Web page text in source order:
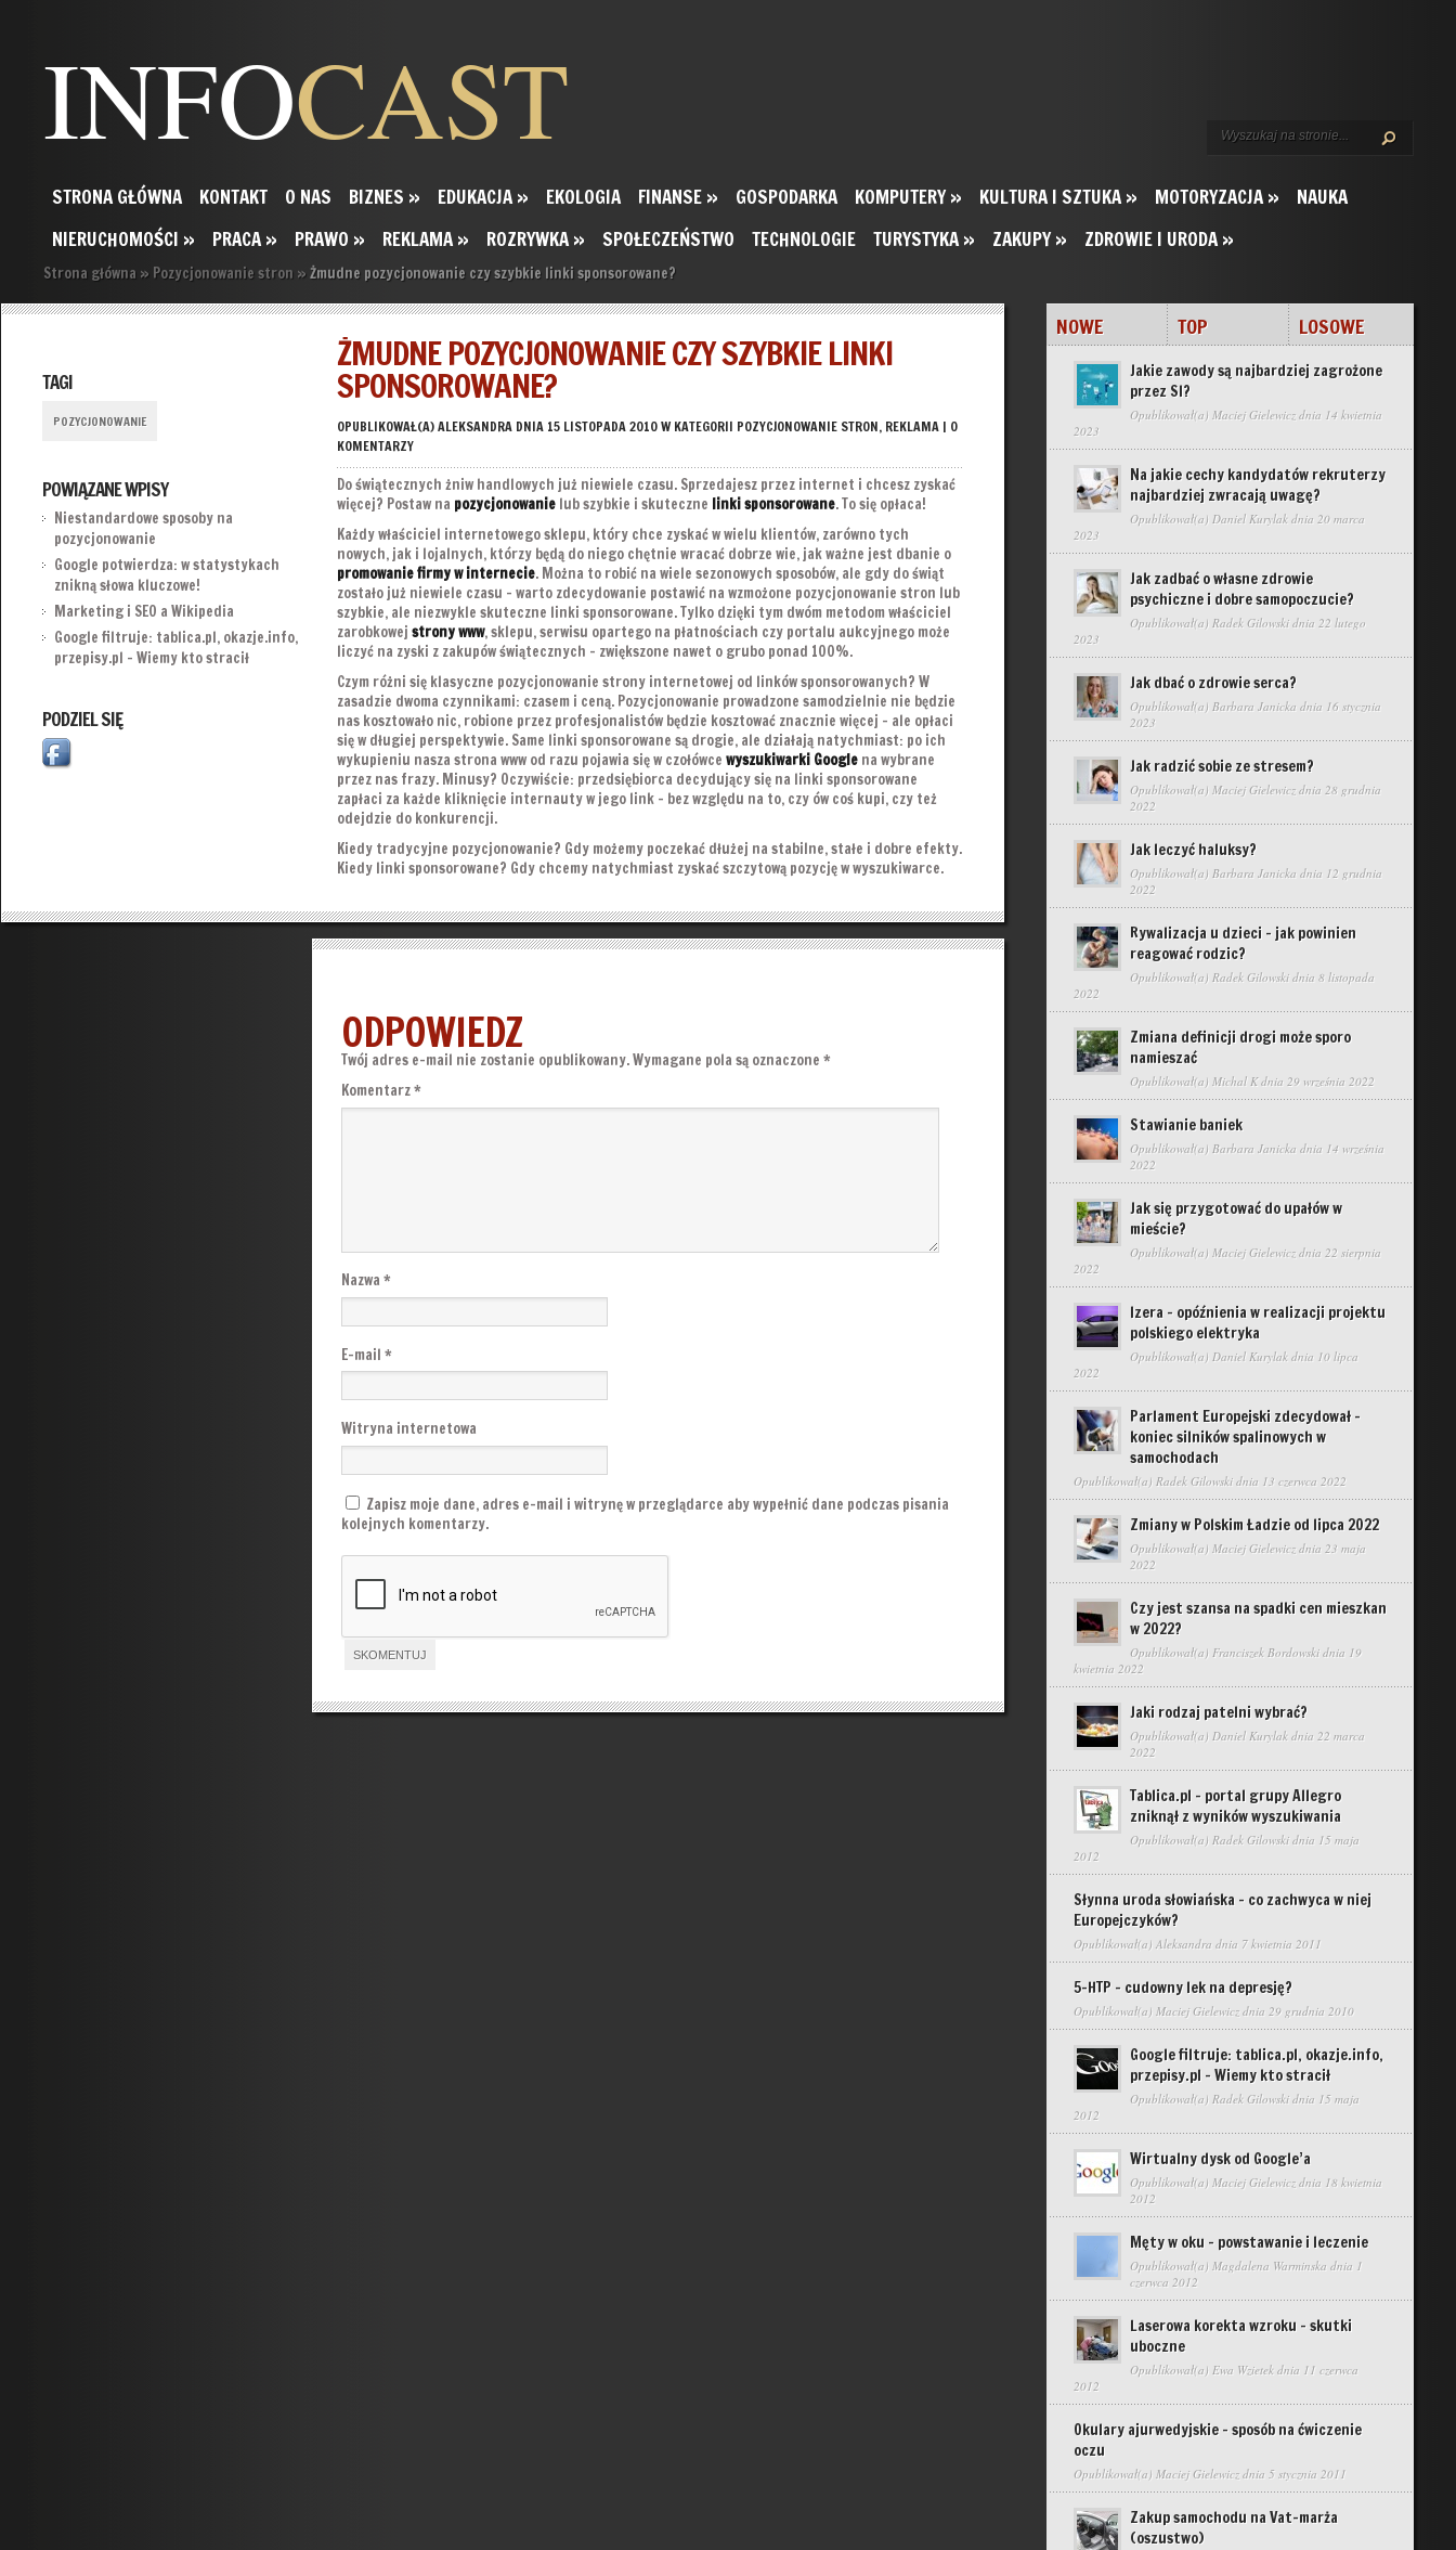
INFOCAST
STRONA GŁÓWNA KONTAKT O NAS BIZNES » EDUKACJA » EKOLOGIA FINANSE » GOSPODARKA KOMPUTERY» KULTURA I SZTUKA » MOTORYZACJA »
NAUKA
NIERUCHOMOŚCI » PRACA » PRAWO » REKLAMA » ROZRYWKA » SPOŁECZEŃSTWO TECHNOLOGIE TURYSTYKA » ZAKUPY» ZDROWIE I URODA »
Strona główna » Pozycjonowanie stron »Żmudne pozycjonowanie czy szybkie linki sponsorowane?
TAGI
POZYCJONOWANIE
POWIĄZANE WPISY
Niestandardowe sposoby na
pozycjonowanie
Google potwierdza: w statystykach
znikną słowa kluczowe!
Marketing i SEO a Wikipedia
Google filtruje: tablica.pl, okazje.info,
przepisy.pl – Wiemy kto stracił
PODZIEL SIĘ
ŻMUDNE POZYCJONOWANIE CZY SZYBKIE LINKI
SPONSOROWANE?
OPUBLIKOWAŁ(A)ALEKSANDRA DNIA 15 LISTOPADA 2010 W KATEGORII POZYCJONOWANIE STRON, REKLAMA | 0
KOMENTARZY
Do świątecznych żniw handlowych już niewiele czasu. Sprzedajesz przez internet i chcesz zyskać
więcej? Postaw na pozycjonowanie lub szybkie i skuteczne linki sponsorowane. To się opłaca!
Każdy właściciel internetowego sklepu, który chce zyskać w wielu klientów, zarówno tych
nowych, jak i lojalnych, którzy będą do niego chętnie wracać dobrze wie, jak ważne jest dbanie o
promowanie firmy w internecie. Można to robić na wiele sezonowych sposobów, ale gdy do świąt
zostało już niewiele czasu – warto zdecydowanie postawić na wzmożone pozycjonowanie stron lub
szybkie, ale niezwykle skuteczne linki sponsorowane. Tylko dzięki tym dwóm metodom właściciel
zarobkowejstrony www, sklepu, serwisu opartego na płatnościach czy portalu aukcyjnego może
liczyć na zyski z zakupów świątecznych – zwiększone nawet o grubo ponad 100%.
Czym różni się klasyczne pozycjonowanie strony internetowej od linków sponsorowanych? W
zasadzie dwoma czynnikami: czasem i ceną. Pozycjonowanie prowadzone samodzielnie nie będzie
nas kosztowało nic, robione przez profesjonalistów będzie kosztować znacznie więcej – ale opłaci
się w długiej perspektywie. Same linki sponsorowane są drogie, ale działają natychmiast: po ich
wykupieniu nasza strona www od razu pojawia się w czołówcewyszukiwarki Google na wybrane
przez nas frazy. Minusy? Oczywiście: przedsiębiorca decydujący się na linki sponsorowane
zapłaci za każde kliknięcie internauty w jego link – bez względu na to, czy ów coś kupi, czy też
odejdzie do konkurencji.
Kiedy tradycyjne pozycjonowanie? Gdy możemy poczekać dłużej na stabilne, stałe i dobre efekty.
Kiedy linki sponsorowane? Gdy chcemy natychmiast zyskać szczytową pozycję w wyszukiwarce.
ODPOWIEDZ
Twój adres e-mail nie zostanie opublikowany.Wymagane pola są oznaczone *
Komentarz*
Nazwa *
E-mail *
Witryna internetowa
Zapisz moje dane, adres e-mail i witrynę w przeglądarce aby wypełnić dane podczas pisania
kolejnych komentarzy.
NOWE TOP LOSOWE
Jakie zawody są najbardziej zagrożone
przez SI?
Opublikował(a) Maciej Gielewiczdnia 14 kwietnia
2023
Na jakie cechy kandydatów rekruterzy
najbardziej zwracają uwagę?
Opublikował(a) Daniel Kurylakdnia 20 marca
2023
Jak zadbać o własne zdrowie
psychiczne i dobre samopoczucie?
Opublikował(a) Radek Gilowskidnia 22 lutego
2023
Jak dbać o zdrowie serca?
Opublikował(a) Barbara Janicka dnia 16 stycznia
2023
Jak radzić sobie ze stresem?
Opublikował(a) Maciej Gielewiczdnia 28 grudnia
2022
Jak leczyć haluksy?
Opublikował(a) Barbara Janicka dnia 12 grudnia
2022
Rywalizacja u dzieci – jak powinien
reagować rodzic?
Opublikował(a) Radek Gilowskidnia 8 listopada
2022
Zmiana definicji drogi może sporo
namieszać
Opublikował(a) Michal Kdnia 29 września 2022
Stawianie baniek
Opublikował(a) Barbara Janicka dnia 14 września
2022
Jak się przygotować do upałów w
mieście?
Opublikował(a) Maciej Gielewiczdnia 22 sierpnia
2022
Izera – opóźnienia w realizacji projektu
polskiego elektryka
Opublikował(a) Daniel Kurylakdnia 10 lipca
2022
Parlament Europejski zdecydował –
koniec silników spalinowych w
samochodach
Opublikował(a) Radek Gilowskidnia 13 czerwca 2022
Zmiany w Polskim Ładzie od lipca 2022
Opublikował(a) Maciej Gielewiczdnia 23 maja
2022
Czy jest szansa na spadki cen mieszkan
w 2022?
Opublikował(a) Franciszek Bordowskidnia 19
kwietnia 2022
Jaki rodzaj patelni wybrać?
Opublikował(a) Daniel Kurylakdnia 22 marca
2022
Tablica.pl – portal grupy Allegro
zniknął z wyników wyszukiwania
Opublikował(a) Radek Gilowskidnia 15 maja
2012
Słynna uroda słowiańska – co zachwyca w niej
Europejczyków?
Opublikował(a) Aleksandra dnia 7 kwietnia 2011
5-HTP – cudowny lek na depresję?
Opublikował(a) Maciej Gielewiczdnia 29 grudnia 2010
Google filtruje: tablica.pl, okazje.info,
przepisy.pl – Wiemy kto stracił
Opublikował(a) Radek Gilowskidnia 15 maja
2012
Wirtualny dysk od Google’a
Opublikował(a) Maciej Gielewiczdnia 18 kwietnia
2012
Męty w oku – powstawanie i leczenie
Opublikował(a) Magdalena Warminska dnia 1
czerwca 2012
Laserowa korekta wzroku – skutki
uboczne
Opublikował(a) Ewa Wzietekdnia 11 czerwca
2012
Okulary ajurwedyjskie – sposób na ćwiczenie
oczu
Opublikował(a) Maciej Gielewiczdnia 5 stycznia 2011
Zakup samochodu na Vat-marża
(oszustwo)